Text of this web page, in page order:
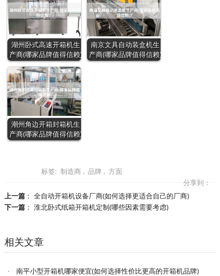
湖州卧式高速开箱机生
产商(哪家品牌值得信赖)
南京文具自动装盒机生
产商(哪家品牌值得信赖)
潮州角边开箱封箱机生
产商(哪家品牌值得信赖)
标签: 制造商 , 品牌 , 方面
分享到：
上一篇： 全自动开箱机设备厂商(如何选择更适合自己的厂商)
下一篇： 淮北卧式纸箱开箱机定制(哪些因素需要考虑)
相关文章
南平小型开箱机哪家便宜(如何选择性价比更高的开箱机品牌)